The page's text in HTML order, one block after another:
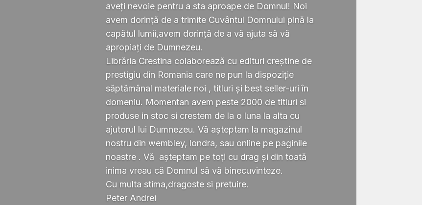
aveți nevoie pentru a sta aproape de Domnul! Noi
avem dorință de a trimite Cuvântul Domnului pină la
capătul lumii,avem dorință de a vă ajuta să vă
apropiați de Dumnezeu.
Librăria Crestina colaborează cu edituri creștine de
prestigiu din Romania care ne pun la dispoziție
săptămânal materiale noi , titluri și best seller-uri în
domeniu. Momentan avem peste 2000 de titluri si
produse in stoc si crestem de la o luna la alta cu
ajutorul lui Dumnezeu. Vă așteptam la magazinul
nostru din wembley, londra, sau online pe paginile
noastre . Vă așteptam pe toți cu drag și din toată
inima vreau că Domnul să vă binecuvinteze.
Cu multa stima,dragoste si pretuire.
Peter Andrei